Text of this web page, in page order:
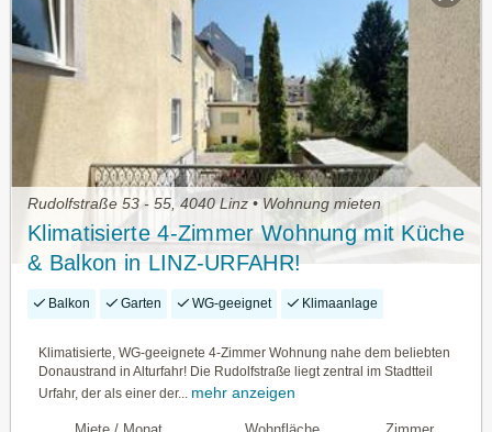
Rudolfstraße 53 - 55, 4040 Linz • Wohnung mieten
Klimatisierte 4-Zimmer Wohnung mit Küche
& Balkon in LINZ-URFAHR!
Balkon Garten WG-geeignet Klimaanlage
Klimatisierte, WG-geeignete 4-Zimmer Wohnung nahe dem beliebten
Donaustrand in Alturfahr! Die Rudolfstraße liegt zentral im Stadtteil
Urfahr, der als einer der...
mehr anzeigen